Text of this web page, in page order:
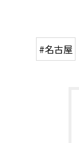
#名古屋